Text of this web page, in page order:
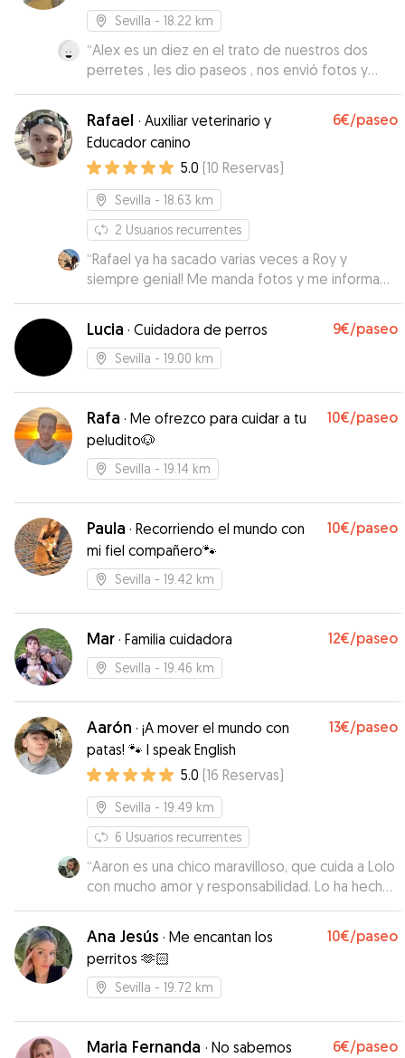
Sevilla - 18.22 km
“Alex es un diez en el trato de nuestros dos
perretes , les dio paseos , nos envió fotos y
videos para verlos lo bien que estaban y se
preocupo de ellos en todo momento.
Recomendado 100 por 100”
Rafael · Auxiliar veterinario y
Educador canino
6€/paseo
5.0 (10 Reservas)
Sevilla - 18.63 km
2 Usuarios recurrentes
“Rafael ya ha sacado varias veces a Roy y
siempre genial! Me manda fotos y me informa
de cómo ha ido todo. Muy recomendable”
Lucia · Cuidadora de perros 9€/paseo
Sevilla - 19.00 km
Rafa · Me ofrezco para cuidar a tu
peludito🐶
10€/paseo
Sevilla - 19.14 km
Paula · Recorriendo el mundo con
mi fiel compañero🐾
10€/paseo
Sevilla - 19.42 km
Mar · Familia cuidadora 12€/paseo
Sevilla - 19.46 km
Aarón · ¡A mover el mundo con
patas! 🐾 I speak English
13€/paseo
5.0 (16 Reservas)
Sevilla - 19.49 km
6 Usuarios recurrentes
“Aaron es una chico maravilloso, que cuida a Lolo
con mucho amor y responsabilidad. Lo ha hecho
varias veces y cada vez es mejor. Lo
recomiendo 100%. Gracias Aaron por tratar y
cuidar a Lolo con tanto cariño! Volveremos!!! 😊
😊😊”
Ana Jesús · Me encantan los
perritos 🫶🏻
10€/paseo
Sevilla - 19.72 km
Maria Fernanda · No sabemos
6€/paseo